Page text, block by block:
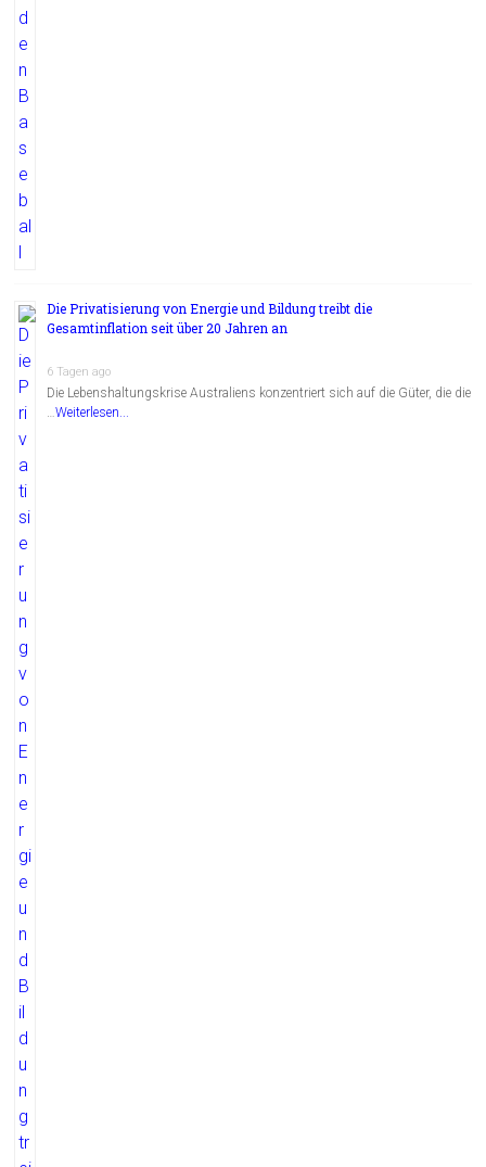
Die Privatisierung von Energie und Bildung treibt die
Gesamtinflation seit über 20 Jahren an
6 Tagen ago
Die Lebenshaltungskrise Australiens konzentriert sich auf die Güter, die die
…Weiterlesen...